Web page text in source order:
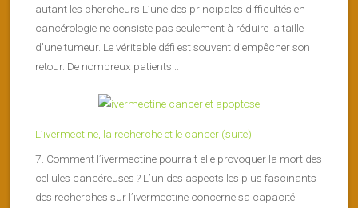
autant les chercheurs L’une des principales difficultés en
cancérologie ne consiste pas seulement à réduire la taille
d’une tumeur. Le véritable défi est souvent d’empêcher son
retour. De nombreux patients...
L’ivermectine, la recherche et le cancer (suite)
7. Comment l’ivermectine pourrait-elle provoquer la mort des
cellules cancéreuses ? L’un des aspects les plus fascinants
des recherches sur l’ivermectine concerne sa capacité